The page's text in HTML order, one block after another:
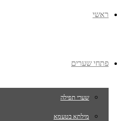
ראשי
פתחי שערים
שערי תפילה
מילתא בטעמא